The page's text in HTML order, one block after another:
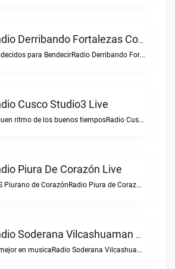
Radio Derribando Fortalezas Con Cristo Live
Bendecidos para BendecirRadio Derribando Fortalezas con Cristo live
Cusco Studio3 Live
El buen ritmo de los buenos tiemposRadio Cusco Studio3 live
Piura De Corazón Live
ACS Piurano de CorazónRadio Piura de Corazón live
Radio Soderana Vilcashuaman Live
Lo mejor en musicaRadio Soderana Vilcashuaman live